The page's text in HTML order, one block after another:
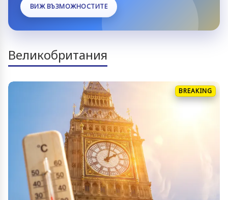
ВИЖ ВЪЗМОЖНОСТИТЕ
Великобритания
BREAKING